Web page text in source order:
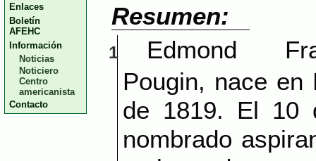
Enlaces
Boletín
AFEHC
Información
Noticias
Noticiero
Centro
americanista
Contacto
Resumen:
1
Edmond
Pougin, nace
de 1819. El 10
nombrado